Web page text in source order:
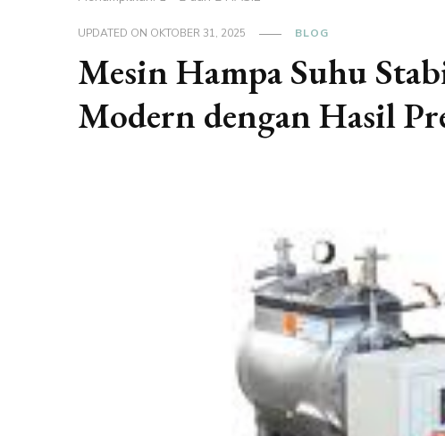
UPDATED ON OKTOBER 31, 2025 BLOG
Mesin Hampa Suhu
Modern dengan Hasil